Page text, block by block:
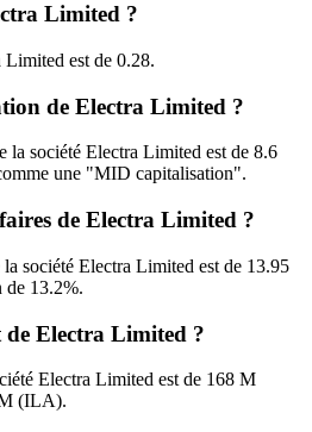
Limited ?
Limited est de 0.28.
de Electra Limited ?
la société Electra Limited est de 8.6
une "MID capitalisation".
de Electra Limited ?
société Electra Limited est de 13.95
13.2%.
de Electra Limited ?
Electra Limited est de 168 M
(ILA).